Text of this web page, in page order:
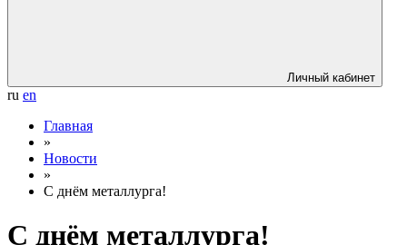
Личный кабинет
ru en
Главная
»
Новости
»
С днём металлурга!
С днём металлурга!